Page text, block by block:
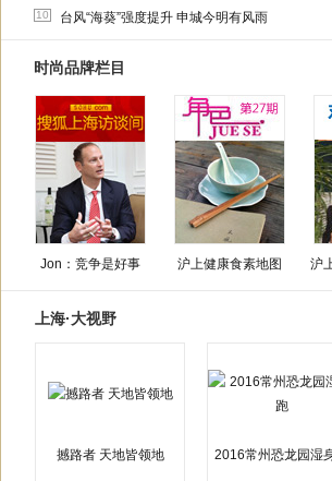
10 台风“海葵”强度提升 申城今明有风雨
时尚品牌栏目
Jon：竞争是好事 沪上健康食素地图 沪
上海·大视野
撼路者 天地皆领地 2016常州恐龙园湿